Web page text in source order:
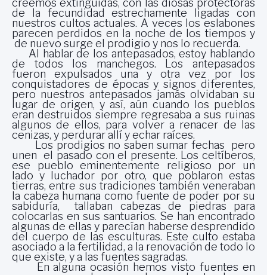
de la fecundidad estrechamente ligadas con
nuestros cultos actuales. A veces los eslabones
parecen perdidos en la noche de los tiempos y
de nuevo surge el prodigio y nos lo recuerda.
Al hablar de los antepasados, estoy hablando
de todos los manchegos. Los antepasados
fueron expulsados una y otra vez por los
conquistadores de épocas y signos diferentes,
pero nuestros antepasados jamás olvidaban su
lugar de origen, y así, aún cuando los pueblos
eran destruidos siempre regresaba a sus ruinas
algunos de ellos, para volver a renacer de las
cenizas, y perdurar allí y echar raíces.
Los prodigios no saben sumar fechas pero
unen el pasado con el presente. Los celtíberos,
ese pueblo eminentemente religioso por un
lado y luchador por otro, que poblaron estas
tierras, entre sus tradiciones también veneraban
la cabeza humana como fuente de poder por su
sabiduría, tallaban cabezas de piedras para
colocarlas en sus santuarios. Se han encontrado
algunas de ellas y parecían haberse desprendido
del cuerpo de las esculturas. Este culto estaba
asociado a la fertilidad, a la renovación de todo lo
que existe, y a las fuentes sagradas.
En alguna ocasión hemos visto fuentes en